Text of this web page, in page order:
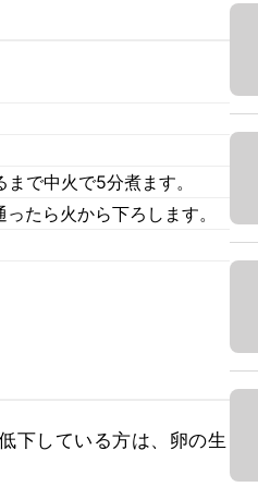
で中火で5分煮ます。
たら火から下ろします。
下している方は、卵の生